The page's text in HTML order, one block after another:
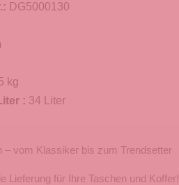
DG5000130
kg
: 34 Liter
– vom Klassiker bis zum Trendsetter
Lieferung für Ihre Taschen und Koffer!